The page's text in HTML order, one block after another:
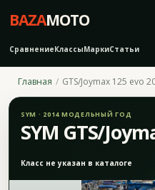
BAZAMOTO
СравнениеКлассыМаркиСтатьи
Главная GTS/Joymax 125 evo
SYM · 2014 МОДЕЛЬНЫЙ ГОД
SYM GTS/
Класс не указан в каталоге